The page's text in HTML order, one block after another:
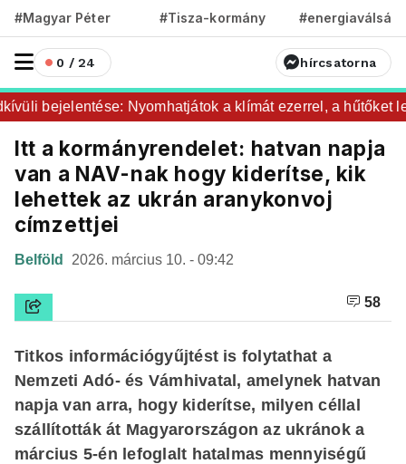
#Magyar Péter #Tisza-kormány #energiaválság
0 / 24 hírcsatorna
bejelentése: Nyomhatjátok a klímát ezerrel, a hűtőket
Itt a kormányrendelet: hatvan napja
van a NAV-nak hogy kiderítse, kik
lehettek az ukrán aranykonvoj
címzettjei
Belföld 2026. március 10. - 09:42
58
Titkos információgyűjtést is folytathat a
Nemzeti Adó- és Vámhivatal, amelynek hatvan
napja van arra, hogy kiderítse, milyen céllal
szállították át Magyarországon az ukránok a
március 5-én lefoglalt hatalmas mennyiségű